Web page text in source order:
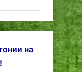
на